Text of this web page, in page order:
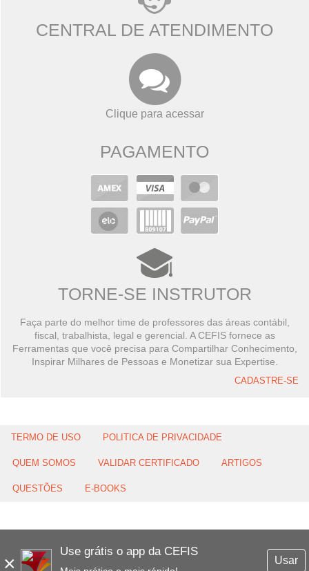
×
Use grátis o app da CEFIS
Usar
CENTRAL DE ATENDIMENTO
Clique para acessar
PAGAMENTO
TORNE-SE INSTRUTOR
Faça parte do melhor time de professores das áreas contábil,
fiscal, trabalhista, legal e gerencial. A CEFIS fornece as
Ferramentas que você precisa para Compartilhar Conhecimento,
Inspirar Milhares de Pessoas e Monetizar sua Expertise.
CADASTRE-SE
TERMO DE USO POLITICA DE PRIVACIDADE
QUEM SOMOS VALIDAR CERTIFICADO ARTIGOS
QUESTÕES E-BOOKS